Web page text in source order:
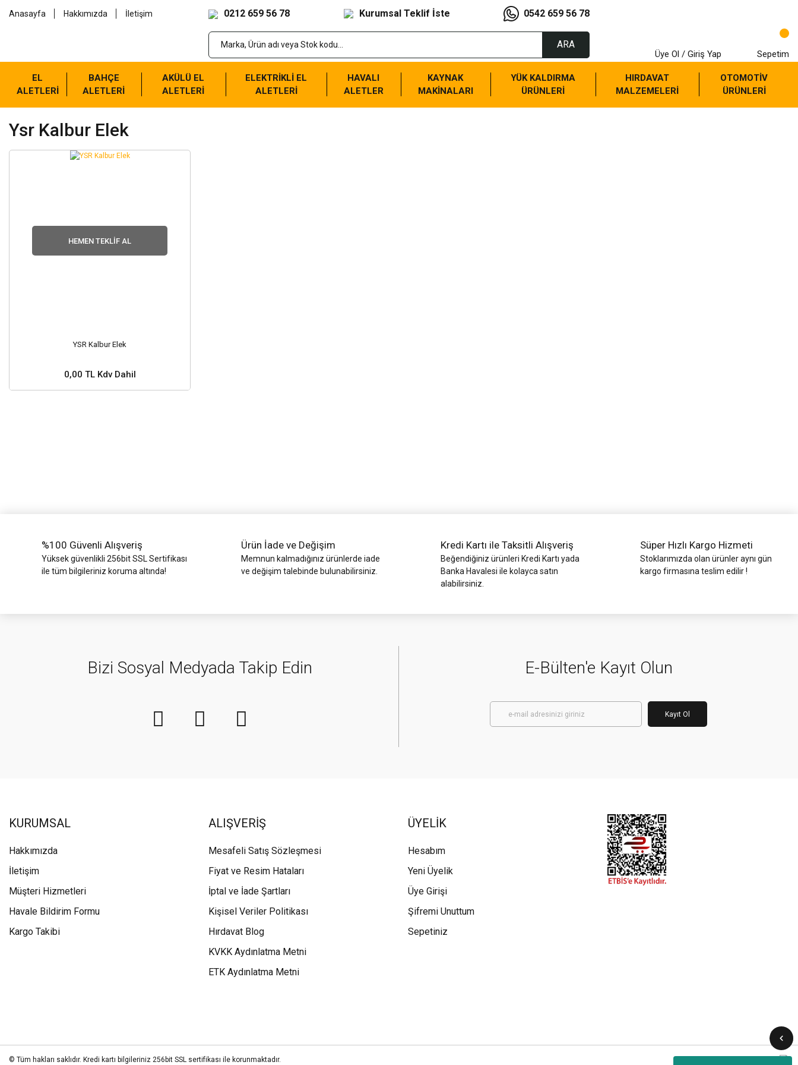
Anasayfa Hakkımızda İletişim 0212 659 56 78 Kurumsal Teklif İste 0542 659 56 78
ARA
Üye Ol / Giriş Yap Sepetim
EL
ALETLERİ
BAHÇE
ALETLERİ
AKÜLÜ EL
ALETLERİ
ELEKTRİKLİ EL
ALETLERİ
HAVALI
ALETLER
KAYNAK
MAKİNALARI
YÜK KALDIRMA
ÜRÜNLERİ
HIRDAVAT
MALZEMELERİ
OTOMOTİV
ÜRÜNLERİ
Ysr Kalbur Elek
HEMEN TEKLIF AL
YSR Kalbur Elek
0,00 TL Kdv Dahil
%100 Güvenli Alışveriş
Yüksek güvenlikli 256bit SSL Sertifikası
ile tüm bilgileriniz koruma altında!
Ürün İade ve Değişim
Memnun kalmadığınız ürünlerde iade
ve değişim talebinde bulunabilirsiniz.
Kredi Kartı ile Taksitli Alışveriş
Beğendiğiniz ürünleri Kredi Kartı yada
Banka Havalesi ile kolayca satın
alabilirsiniz.
Süper Hızlı Kargo Hizmeti
Stoklarımızda olan ürünler aynı gün
kargo firmasına teslim edilir !
Bizi Sosyal Medyada Takip Edin E-Bülten'e Kayıt Olun
Kayıt Ol
KURUMSAL
Hakkımızda
İletişim
Müşteri Hizmetleri
Havale Bildirim Formu
Kargo Takibi
ALIŞVERİŞ
Mesafeli Satış Sözleşmesi
Fiyat ve Resim Hataları
İptal ve İade Şartları
Kişisel Veriler Politikası
Hırdavat Blog
KVKK Aydınlatma Metni
ETK Aydınlatma Metni
ÜYELİK
Hesabım
Yeni Üyelik
Üye Girişi
Şifremi Unuttum
Sepetiniz
© Tüm hakları saklıdır. Kredi kartı bilgileriniz 256bit SSL sertifikası ile korunmaktadır.